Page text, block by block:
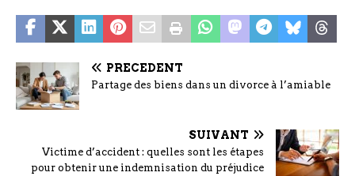
PRÉCÉDENT
Partage des biens dans un divorce à l’amiable
SUIVANT
Victime d’accident : quelles sont les étapes
pour obtenir une indemnisation du préjudice